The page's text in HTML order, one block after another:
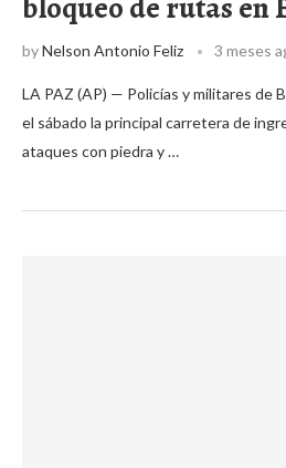
byNelson Antonio Feliz 3 meses
LA PAZ (AP) — Policías y militares de
el sábado la principal carretera de
ataques con piedra y …